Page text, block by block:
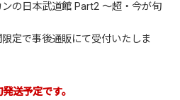
の日本武道館 Part2 ～超・今が旬
定で事後通販にて受付いたしま
送予定です。